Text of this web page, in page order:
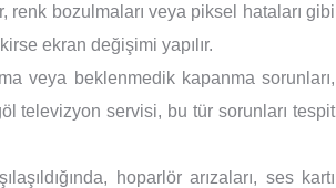
renk bozulmaları veya piksel hataları gibi
ekran değişimi yapılır.
veya beklenmedik kapanma sorunları,
televizyon servisi, bu tür sorunları tespit
hoparlör arızaları, ses kartı